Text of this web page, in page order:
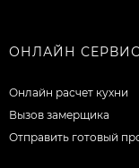
ОНЛАЙН
Онлайн расчет кухни
Вызов замерщика
Отправить готовый